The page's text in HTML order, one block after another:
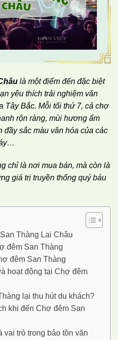
là một điểm đến đặc biệt
yêu thích trải nghiệm văn
Tây Bắc. Mỗi tối thứ 7, cả chợ
rộn ràng, mùi hương ẩm
đầy sắc màu văn hóa của các
chỉ là nơi mua bán, mà còn là
giá trị truyền thống quý báu
Thàng Lai Châu
đêm San Thàng
đêm San Thàng
hoạt động tại Chợ đêm
lại thu hút du khách?
khi đến Chợ đêm San
trò trong bảo tồn văn